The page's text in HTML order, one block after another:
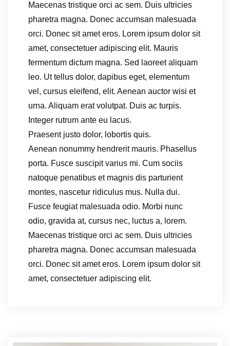
Maecenas tristique orci ac sem. Duis ultricies
pharetra magna. Donec accumsan malesuada
orci. Donec sit amet eros. Lorem ipsum dolor sit
amet, consectetuer adipiscing elit. Mauris
fermentum dictum magna. Sed laoreet aliquam
leo. Ut tellus dolor, dapibus eget, elementum
vel, cursus eleifend, elit. Aenean auctor wisi et
urna. Aliquam erat volutpat. Duis ac turpis.
Integer rutrum ante eu lacus.
Praesent justo dolor, lobortis quis.
Aenean nonummy hendrerit mauris. Phasellus
porta. Fusce suscipit varius mi. Cum sociis
natoque penatibus et magnis dis parturient
montes, nascetur ridiculus mus. Nulla dui.
Fusce feugiat malesuada odio. Morbi nunc
odio, gravida at, cursus nec, luctus a, lorem.
Maecenas tristique orci ac sem. Duis ultricies
pharetra magna. Donec accumsan malesuada
orci. Donec sit amet eros. Lorem ipsum dolor sit
amet, consectetuer adipiscing elit.